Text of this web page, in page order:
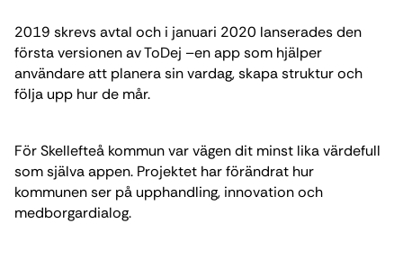
2019 skrevs avtal och i januari 2020 lanserades den
första versionen av ToDej –en app som hjälper
användare att planera sin vardag, skapa struktur och
följa upp hur de mår.
För Skellefteå kommun var vägen dit minst lika värdefull
som själva appen. Projektet har förändrat hur
kommunen ser på upphandling, innovation och
medborgardialog.